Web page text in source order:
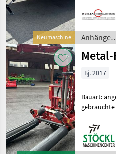
Neumaschine
Höhe der
105cm -
Anhänger
Metal-
Metal-
Bj. 2017
Bauart:
gebrauchte Metal Fach
529. (a)
Grünland